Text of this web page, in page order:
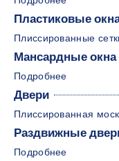
Пластиковые
Плиссированные
Мансардные окна
Подробнее
Двери
Плиссированная
Раздвижные
Подробнее